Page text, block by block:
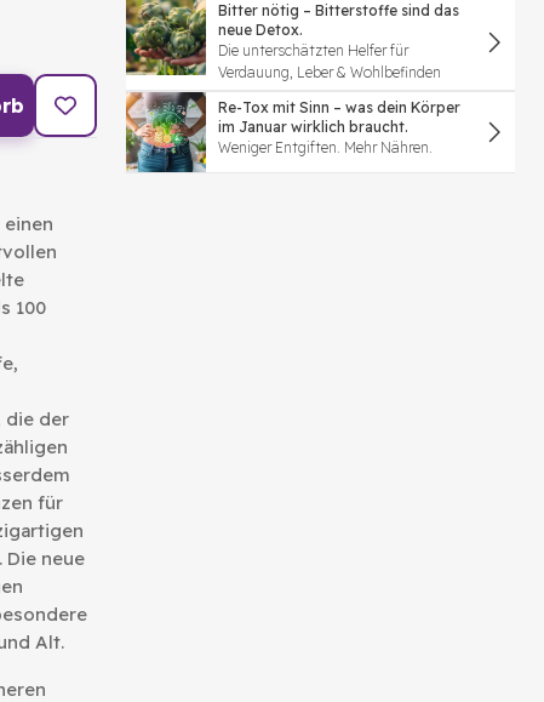
100
die der
für
Die neue
Alt.
Bitter nötig – Bitterstoffe sind das
neue Detox.
Die unterschätzten Helfer für
Verdauung, Leber & Wohlbefinden
Re-Tox mit Sinn – was dein Körper
im Januar wirklich braucht.
Weniger Entgiften. Mehr Nähren.